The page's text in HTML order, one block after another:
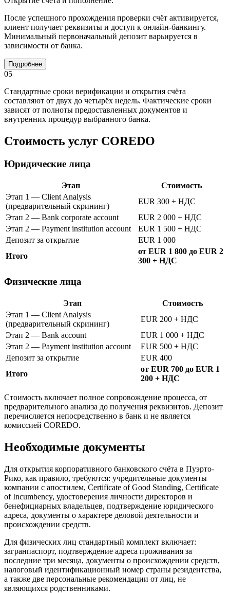
После успешного прохождения проверки счёт активируется,
клиент получает реквизиты и доступ к онлайн-банкингу.
Минимальный первоначальный депозит варьируется в
зависимости от банка.
Подробнее
05
Стандартные сроки верификации и открытия счёта
составляют от двух до четырёх недель. Фактические сроки
зависят от полноты предоставленных документов и
внутренних процедур выбранного банка.
Стоимость услуг COREDO
Юридические лица
Этап
Стоимость
Этап 1 — Client Analysis
(предварительный скрининг)
EUR 300 + НДС
Этап 2 — Bank corporate account
EUR 2 000 + НДС
Этап 2 — Payment institution account
EUR 1 500 + НДС
Депозит за открытие
EUR 1 000
Итого
от EUR 1 800 до EUR 2
300 + НДС
Физические лица
Этап
Стоимость
Этап 1 — Client Analysis
(предварительный скрининг)
EUR 200 + НДС
Этап 2 — Bank account
EUR 1 000 + НДС
Этап 2 — Payment institution account
EUR 500 + НДС
Депозит за открытие
EUR 400
Итого
от EUR 700 до EUR 1
200 + НДС
Стоимость включает полное сопровождение процесса, от
предварительного анализа до получения реквизитов. Депозит
перечисляется непосредственно в банк и не является
комиссией COREDO.
Необходимые документы
Для открытия корпоративного банковского счёта в Пуэрто-
Рико, как правило, требуются: учредительные документы
компании с апостилем, Certificate of Good Standing, Certificate
of Incumbency, удостоверения личности директоров и
бенефициарных владельцев, подтверждение юридического
адреса, документы о характере деловой деятельности и
происхождении средств.
Для физических лиц стандартный комплект включает:
загранпаспорт, подтверждение адреса проживания за
последние три месяца, документы о происхождении средств,
налоговый идентификационный номер страны резидентства,
а также две персональные рекомендации от лиц, не
являющихся родственниками.